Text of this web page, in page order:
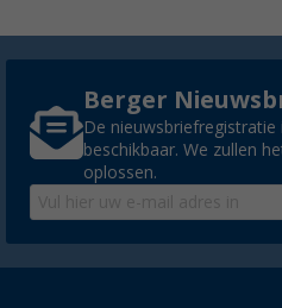
Berger
De
beschikbaar. We zullen
oplossen.